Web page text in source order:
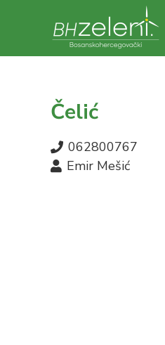
Čelić
062800767
Emir Mešić